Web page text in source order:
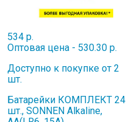
534 р.
Оптовая цена - 530.30 р.
Доступно к покупке от 2
шт.
Батарейки КОМПЛЕКТ 24
шт., SONNEN Alkaline,